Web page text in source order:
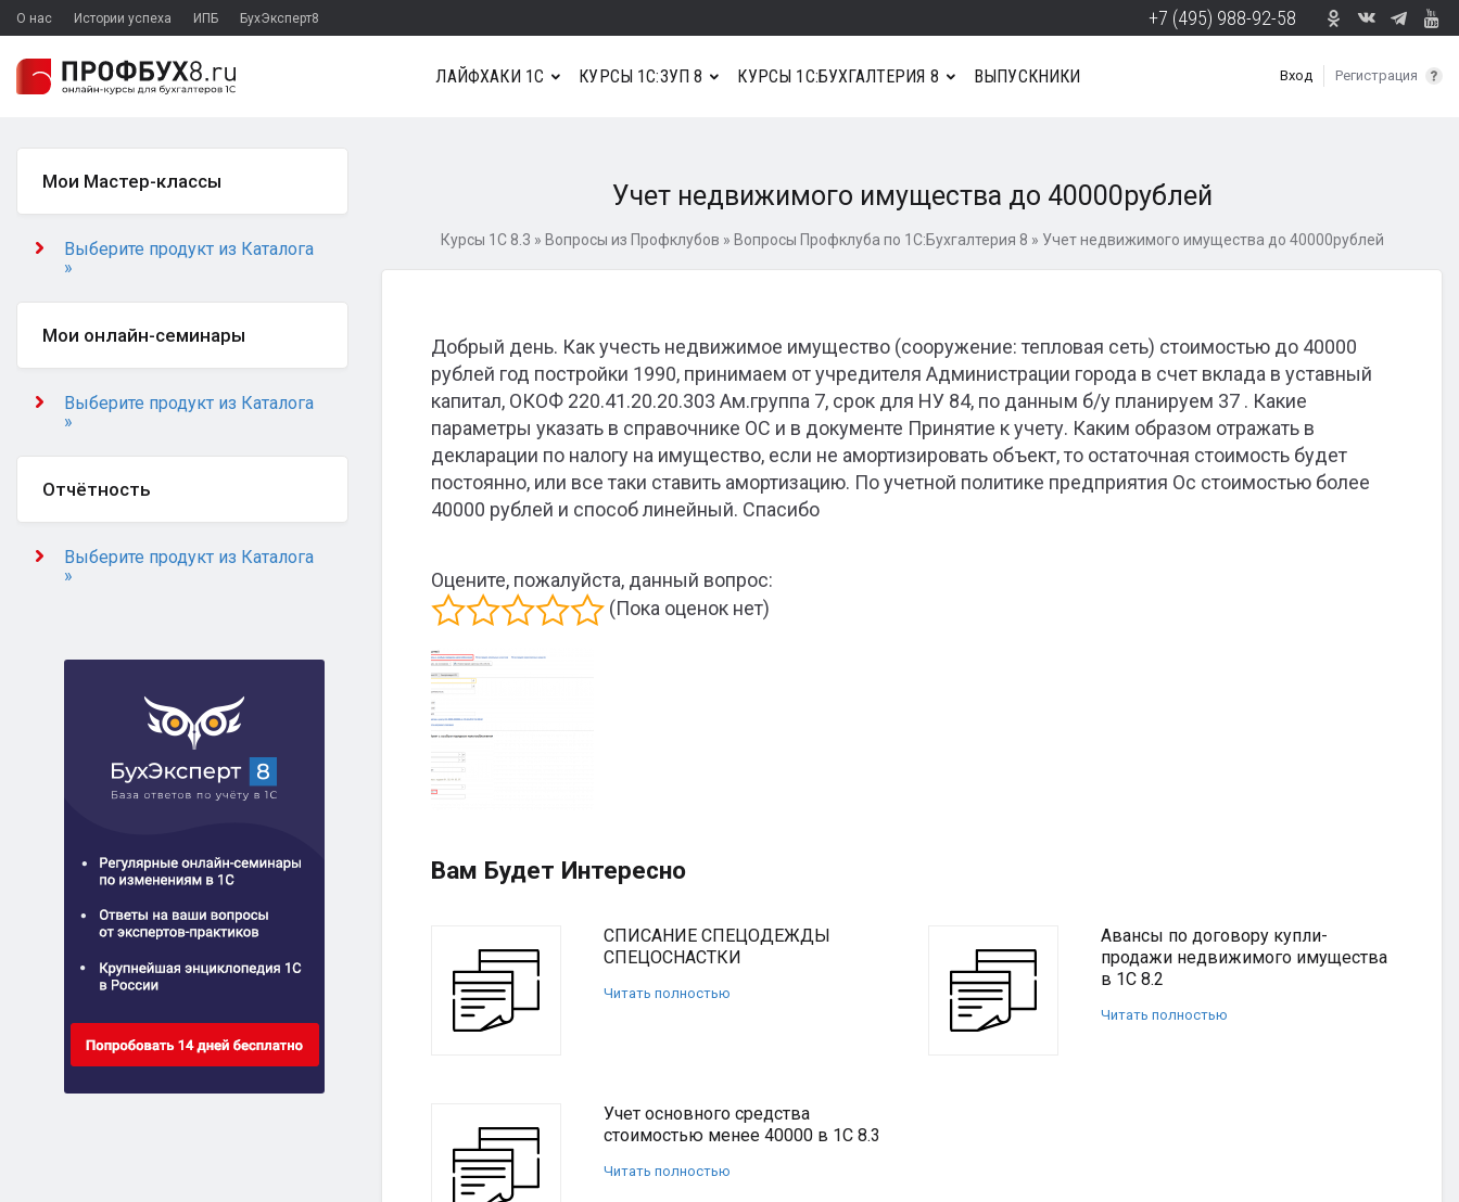
О нас Истории успеха ИПБ БухЭксперт8 +7 (495) 988-92-58
Вход Регистрация
ЛАЙФХАКИ 1С КУРСЫ 1С:ЗУП 8 КУРСЫ 1С:БУХГАЛТЕРИЯ 8 ВЫПУСКНИКИ
Учет недвижимого имущества до 40000рублей
Курсы 1С 8.3 » Вопросы из Профклубов » Вопросы Профклуба по 1С:Бухгалтерия 8 » Учет недвижимого имущества до 40000рублей
Добрый день. Как учесть недвижимое имущество (сооружение: тепловая сеть) стоимостью до 40000
рублей год постройки 1990, принимаем от учредителя Администрации города в счет вклада в уставный
капитал, ОКОФ 220.41.20.20.303 Ам.группа 7, срок для НУ 84, по данным б/у планируем 37 . Какие
параметры указать в справочнике ОС и в документе Принятие к учету. Каким образом отражать в
декларации по налогу на имущество, если не амортизировать объект, то остаточная стоимость будет
постоянно, или все таки ставить амортизацию. По учетной политике предприятия Ос стоимостью более
40000 рублей и способ линейный. Спасибо
Оцените, пожалуйста, данный вопрос:
(Пока оценок нет)
Вам Будет Интересно
СПИСАНИЕ СПЕЦОДЕЖДЫ
СПЕЦОСНАСТКИ
Читать полностью
Авансы по договору купли-
продажи недвижимого имущества
в 1С 8.2
Читать полностью
Учет основного средства
стоимостью менее 40000 в 1С 8.3
Читать полностью
Мои Мастер-классы
Выберите продукт из Каталога
»
Мои онлайн-семинары
Выберите продукт из Каталога
»
Отчётность
Выберите продукт из Каталога
»